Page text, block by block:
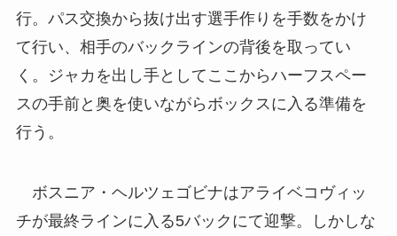
行。パス交換から抜け出す選手作りを手数をかけ
て行い、相手のバックラインの背後を取ってい
く。ジャカを出し手としてここからハーフスペー
スの手前と奥を使いながらボックスに入る準備を
行う。
ボスニア・ヘルツェゴビナはアライベコヴィッ
チが最終ラインに入る5バックにて迎撃。しかしな